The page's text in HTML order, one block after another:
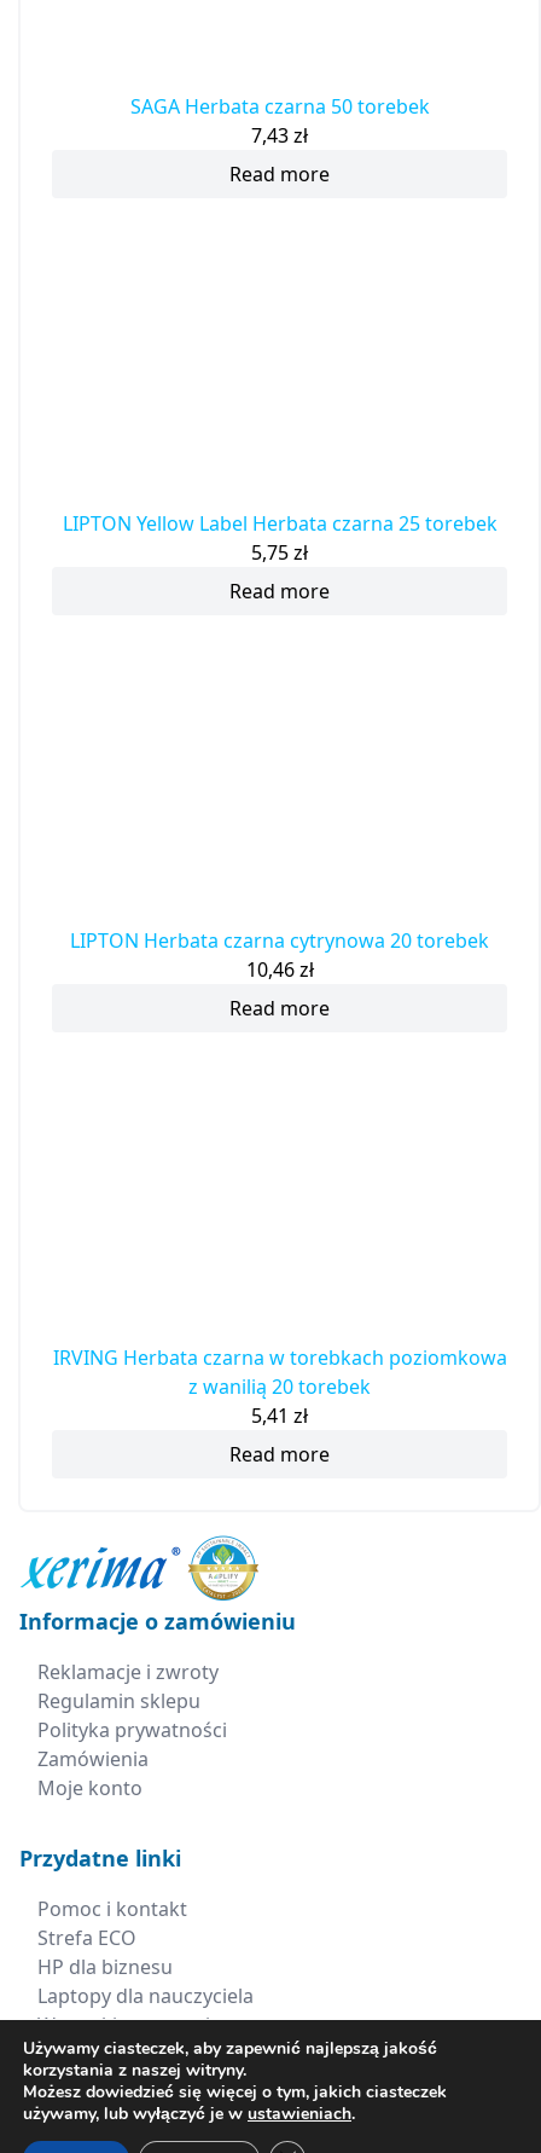
SAGA Herbata czarna 50 torebek
7,43zł
Read more
LIPTON Yellow Label Herbata czarna 25 torebek
5,75zł
Read more
LIPTON Herbata czarna cytrynowa 20 torebek
10,46zł
Read more
IRVING Herbata czarna w torebkach poziomkowa
z wanilią 20 torebek
5,41 zł
Read more
Informacje o zamówieniu
Reklamacje i zwroty
Regulamin sklepu
Polityka prywatności
Zamówienia
Moje konto
Przydatne linki
Pomoc i kontakt
Strefa ECO
HP dla biznesu
Laptopy dla nauczyciela
Wszystkie promocje
Kontakt
+48 660 538 617
Używamy ciasteczek, aby zapewnić najlepszą jakość
korzystania z naszej witryny.
Możesz dowiedzieć się więcej o tym, jakich ciasteczek
używamy, lub wyłączyć je w ustawieniach.